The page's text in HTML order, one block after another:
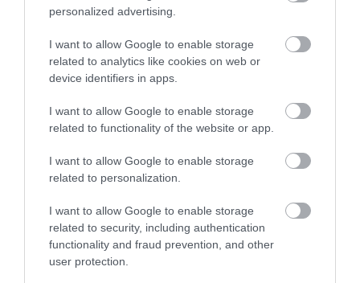
personalized advertising.
I want to allow Google to enable storage
related to analytics like cookies on web or
device identifiers in apps.
I want to allow Google to enable storage
related to functionality of the website or app.
I want to allow Google to enable storage
related to personalization.
I want to allow Google to enable storage
related to security, including authentication
functionality and fraud prevention, and other
user protection.
network nézeteit tükrözik. A szerkesztőség mindössze a hírek
publikációjával foglalkozik, a kommenteket nem tudja befolyásolni
- azok az olvasók személyes véleményét tartalmazzák.
tiszteletben tartásával kommenteljenek!
ma.hu legfrissebb hírei:
Izrael nem vonul ki Gázából
Három érmet szereztek a magyarok a világ egyik